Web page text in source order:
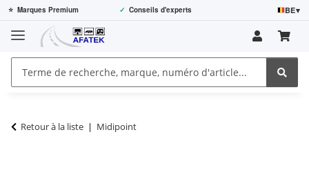
⭐ Marques Premium ✓ Conseils d'experts BE▾
Retour à la liste Midipoint